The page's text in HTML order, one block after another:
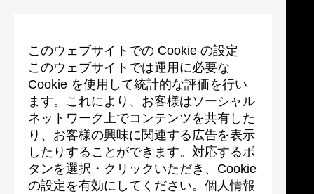
このウェブサイトでの Cookie の設定
このウェブサイトでは運用に必要な
Cookie を使用して統計的な評価を行い
ます。これにより、お客様はソーシャル
ネットワーク上でコンテンツを共有した
り、お客様の興味に関連する広告を表示
したりすることができます。対応するボ
タンを選択・クリックいただき、Cookie
の設定を有効にしてください。個人情報